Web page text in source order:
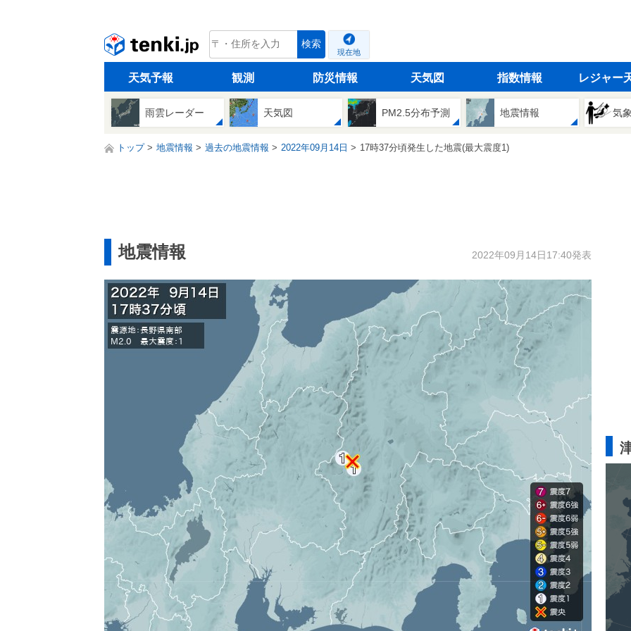
tenki.jp 検索
現在地
天気予報 観測 防災情報 天気図 指数情報 レジャー
雨雲レーダー 天気図 PM2.5分布予測 地震情報 気
トップ 地震情報 過去の地震情報 2022年09月14日 17時37分頃発生した地震(最大震度1)
地震情報 2022年09月14日17:40発表